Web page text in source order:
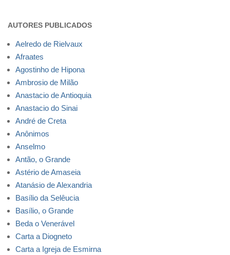
AUTORES PUBLICADOS
Aelredo de Rielvaux
Afraates
Agostinho de Hipona
Ambrosio de Milão
Anastacio de Antioquia
Anastacio do Sinai
André de Creta
Anônimos
Anselmo
Antão, o Grande
Astério de Amaseia
Atanásio de Alexandria
Basílio da Selêucia
Basílio, o Grande
Beda o Venerável
Carta a Diogneto
Carta a Igreja de Esmirna